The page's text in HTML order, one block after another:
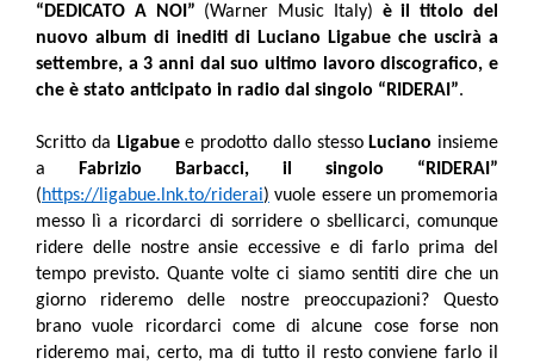
“DEDICATO A NOI” (Warner Music Italy) è il titolo del
nuovo album di inediti di Luciano Ligabue che uscirà a
settembre, a 3 anni dal suo ultimo lavoro discografico, e
che è stato anticipato in radio dal singolo “RIDERAI”.
Scritto da Ligabuee prodotto dallo stessoLuciano insieme
a Fabrizio Barbacci, il singolo “RIDERAI”
(https://ligabue.lnk.to/riderai) vuole essere un promemoria
messo lì a ricordarci di sorridere o sbellicarci, comunque
ridere delle nostre ansie eccessive e di farlo prima del
tempo previsto. Quante volte ci siamo sentiti dire che un
giorno rideremo delle nostre preoccupazioni? Questo
brano vuole ricordarci come di alcune cose forse non
rideremo mai, certo, ma di tutto il resto conviene farlo il